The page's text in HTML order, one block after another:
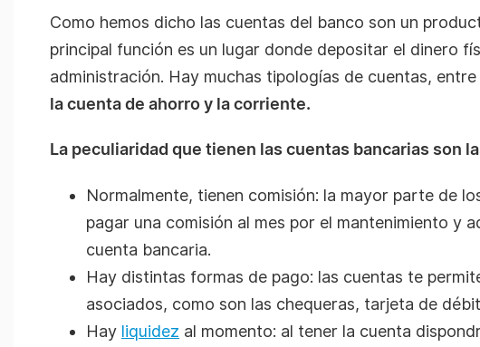
Como hemos dicho las cuentas del banco son un
principal función es un lugar donde depositar el dinero
administración. Hay muchas tipologías de cuentas,
la cuenta de ahorro y la corriente.
La peculiaridad que tienen las cuentas bancarias son
Normalmente, tienen comisión: la mayor parte de
pagar una comisión al mes por el mantenimiento y
cuenta bancaria.
Hay distintas formas de pago: las cuentas te
asociados, como son las chequeras, tarjeta de
Hay liquidez al momento: al tener la cuenta